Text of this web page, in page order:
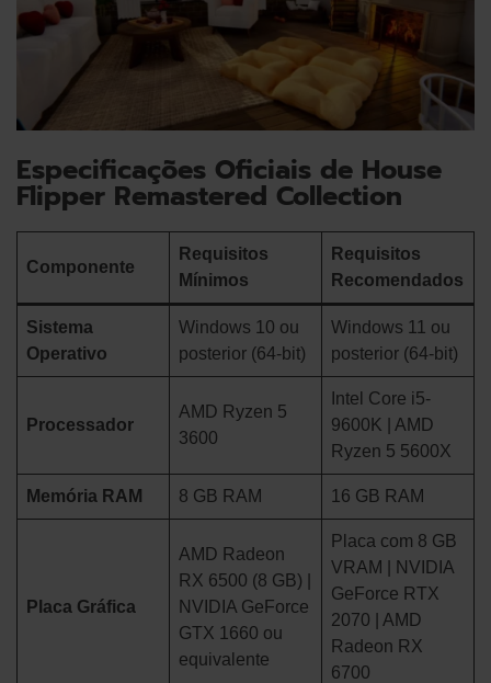
Especificações Oficiais de House
Flipper Remastered Collection
Componente
Requisitos
Mínimos
Requisitos
Recomendados
Sistema
Operativo
Windows 10 ou
posterior (64-bit)
Windows 11 ou
posterior (64-bit)
Processador
AMD Ryzen 5
3600
Intel Core i5-
9600K | AMD
Ryzen 5 5600X
Memória RAM 8 GB RAM 16 GB RAM
Placa Gráfica
AMD Radeon
RX 6500 (8 GB) |
NVIDIA GeForce
GTX 1660 ou
equivalente
Placa com 8 GB
VRAM | NVIDIA
GeForce RTX
2070 | AMD
Radeon RX
6700